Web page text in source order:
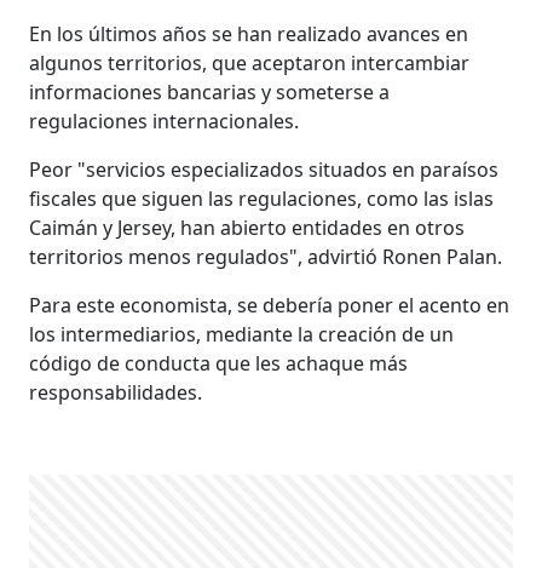
En los últimos años se han realizado avances en
algunos territorios, que aceptaron intercambiar
informaciones bancarias y someterse a
regulaciones internacionales.
Peor "servicios especializados situados en paraísos
fiscales que siguen las regulaciones, como las islas
Caimán y Jersey, han abierto entidades en otros
territorios menos regulados", advirtió Ronen Palan.
Para este economista, se debería poner el acento en
los intermediarios, mediante la creación de un
código de conducta que les achaque más
responsabilidades.